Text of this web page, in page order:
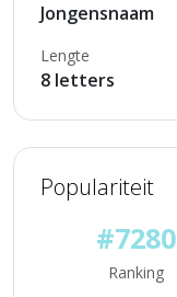
Jongensnaam
Lengte
8 letters
Populariteit
#7280
Ranking